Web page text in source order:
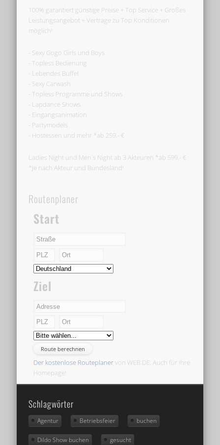
100% garantiert günstige Preise + Top Service + Großes
Leistungsangebot + Verträge zu Top Konditionen
möglich!
- Sexy Gogo Girls und Boys
- Topless Bedienung
- Lebendes Buffet
- Sexy Carwash
- Topless Programme und Shows
- Lapdance Shows
- Eingangsanimation
- Partymodels
- Hostessen und mehr *ab 259,- €
Ladies Night und Men´s Night ab 3 Akteuren *ab 599,- €
*Je nach Akteur und Bundesland!
Routenplaner
Start
Ziel
Der kostenlose Routeplanervon WEB.DE: Auch für Ihre
Homepage!
Schlagwörter
Agentur Betriebsfeier buchen
Dildo Show buchen gesucht